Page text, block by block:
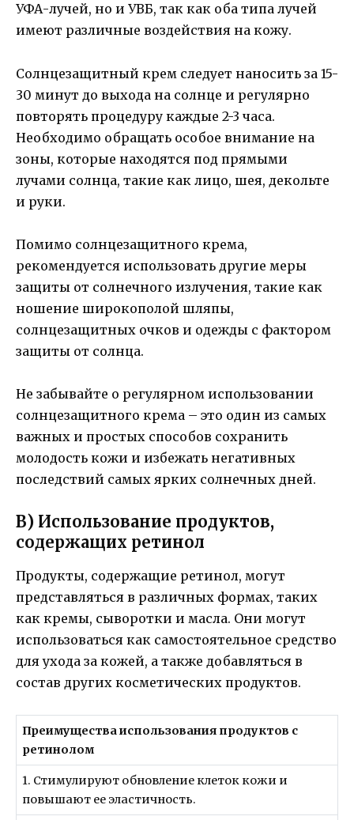
УФА-лучей, но и УВБ, так как оба типа лучей
имеют различные воздействия на кожу.
Солнцезащитный крем следует наносить за 15-
30 минут до выхода на солнце и регулярно
повторять процедуру каждые 2-3 часа.
Необходимо обращать особое внимание на
зоны, которые находятся под прямыми
лучами солнца, такие как лицо, шея, декольте
и руки.
Помимо солнцезащитного крема,
рекомендуется использовать другие меры
защиты от солнечного излучения, такие как
ношение широкополой шляпы,
солнцезащитных очков и одежды с фактором
защиты от солнца.
Не забывайте о регулярном использовании
солнцезащитного крема – это один из самых
важных и простых способов сохранить
молодость кожи и избежать негативных
последствий самых ярких солнечных дней.
В) Использование продуктов,
содержащих ретинол
Продукты, содержащие ретинол, могут
представляться в различных формах, таких
как кремы, сыворотки и масла. Они могут
использоваться как самостоятельное средство
для ухода за кожей, а также добавляться в
состав других косметических продуктов.
Преимущества использования продуктов с
ретинолом
1. Стимулируют обновление клеток кожи и
повышают ее эластичность.